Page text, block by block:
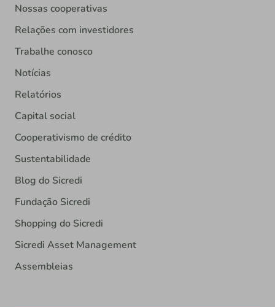
Nossas cooperativas
Relações com investidores
Trabalhe conosco
Notícias
Relatórios
Capital social
Cooperativismo de crédito
Sustentabilidade
Blog do Sicredi
Fundação Sicredi
Shopping do Sicredi
Sicredi Asset Management
Assembleias